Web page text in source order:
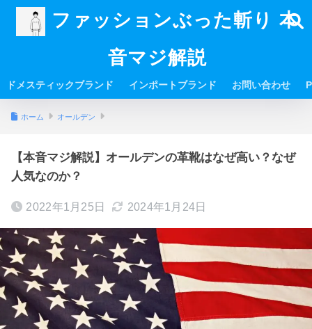
ファッションぶった斬り 本
音マジ解説
ドメスティックブランド インポートブランド お問い合わせ
ホーム オールデン
【本音マジ解説】オールデンの革靴はなぜ高い？なぜ
人気なのか？
2022年1月25日 2024年1月24日